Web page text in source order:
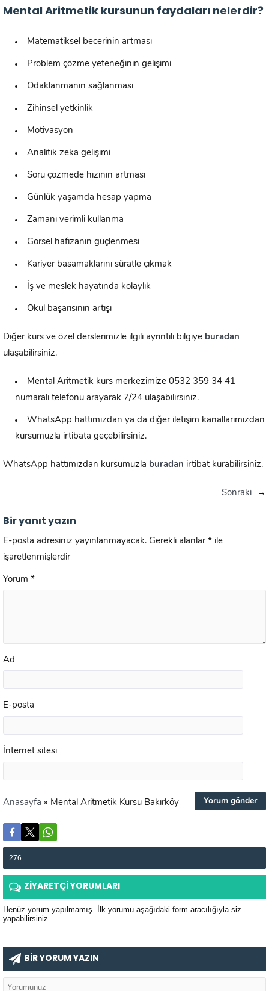
Mental Aritmetik kursunun faydaları nelerdir?
Matematiksel becerinin artması
Problem çözme yeteneğinin gelişimi
Odaklanmanın sağlanması
Zihinsel yetkinlik
Motivasyon
Analitik zeka gelişimi
Soru çözmede hızının artması
Günlük yaşamda hesap yapma
Zamanı verimli kullanma
Görsel hafızanın güçlenmesi
Kariyer basamaklarını süratle çıkmak
İş ve meslek hayatında kolaylık
Okul başarısının artışı
Diğer kurs ve özel derslerimizle ilgili ayrıntılı bilgiye buradan
ulaşabilirsiniz.
Mental Aritmetik kurs merkezimize 0532 359 34 41
numaralı telefonu arayarak 7/24 ulaşabilirsiniz.
WhatsApp hattımızdan ya da diğer iletişim kanallarımızdan
kursumuzla irtibata geçebilirsiniz.
WhatsApp hattımızdan kursumuzla buradan irtibat kurabilirsiniz.
Sonraki →
Bir yanıt yazın
E-posta adresiniz yayınlanmayacak. Gerekli alanlar * ile
işaretlenmişlerdir
Yorum *
Ad
E-posta
İnternet sitesi
Anasayfa » Mental Aritmetik Kursu Bakırköy
276
ZİYARETÇİ YORUMLARI
Henüz yorum yapılmamış. İlk yorumu aşağıdaki form aracılığıyla siz
yapabilirsiniz.
BİR YORUM YAZIN